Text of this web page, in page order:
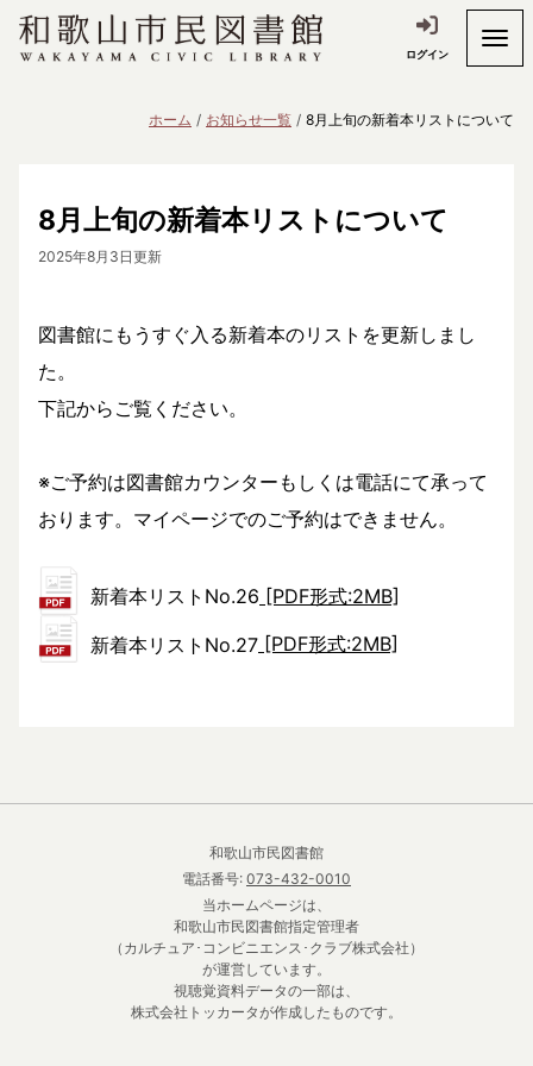
ログイン
ホーム お知らせ一覧 8月上旬の新着本リストについて
8月上旬の新着本リストについて
2025年8月3日更新
図書館にもうすぐ入る新着本のリストを更新しまし
た。
下記からご覧ください。
※ご予約は図書館カウンターもしくは電話にて承って
おります。マイページでのご予約はできません。
新着本リストNo.26 [PDF形式:2MB]
新着本リストNo.27 [PDF形式:2MB]
和歌山市民図書館
電話番号: 073-432-0010
当ホームページは、
和歌山市民図書館指定管理者
（カルチュア･コンビニエンス･クラブ株式会社）
が運営しています。
視聴覚資料データの一部は、
株式会社トッカータが作成したものです。